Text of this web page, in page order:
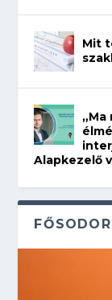
Mit
Alapkezelő
FŐSODOR